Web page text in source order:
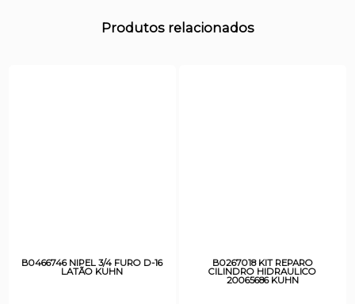
Produtos relacionados
B0466746 NIPEL 3/4 FURO D-16
LATÃO KUHN
B0267018 KIT REPARO
CILINDRO HIDRAULICO
20065686 KUHN